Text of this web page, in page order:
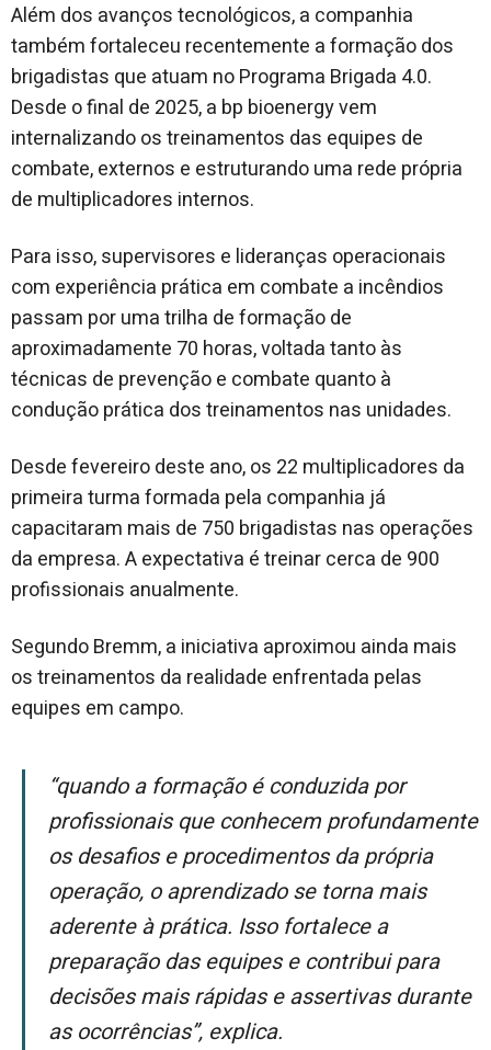
Além dos avanços tecnológicos, a companhia
também fortaleceu recentemente a formação dos
brigadistas que atuam no Programa Brigada 4.0.
Desde o final de 2025, a bp bioenergy vem
internalizando os treinamentos das equipes de
combate, externos e estruturando uma rede própria
de multiplicadores internos.
Para isso, supervisores e lideranças operacionais
com experiência prática em combate a incêndios
passam por uma trilha de formação de
aproximadamente 70 horas, voltada tanto às
técnicas de prevenção e combate quanto à
condução prática dos treinamentos nas unidades.
Desde fevereiro deste ano, os 22 multiplicadores da
primeira turma formada pela companhia já
capacitaram mais de 750 brigadistas nas operações
da empresa. A expectativa é treinar cerca de 900
profissionais anualmente.
Segundo Bremm, a iniciativa aproximou ainda mais
os treinamentos da realidade enfrentada pelas
equipes em campo.
“Quando a formação é conduzida por
profissionais que conhecem profundamente
os desafios e procedimentos da própria
operação, o aprendizado se torna mais
aderente à prática. Isso fortalece a
preparação das equipes e contribui para
decisões mais rápidas e assertivas durante
as ocorrências”, explica.